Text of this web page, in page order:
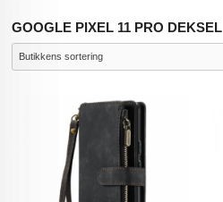
GOOGLE PIXEL 11 PRO DEKSEL